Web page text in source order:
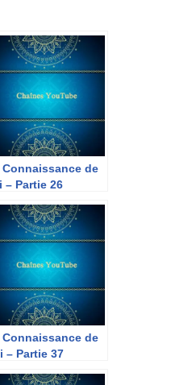
Connaissance de
– Partie 26
Connaissance de
– Partie 37